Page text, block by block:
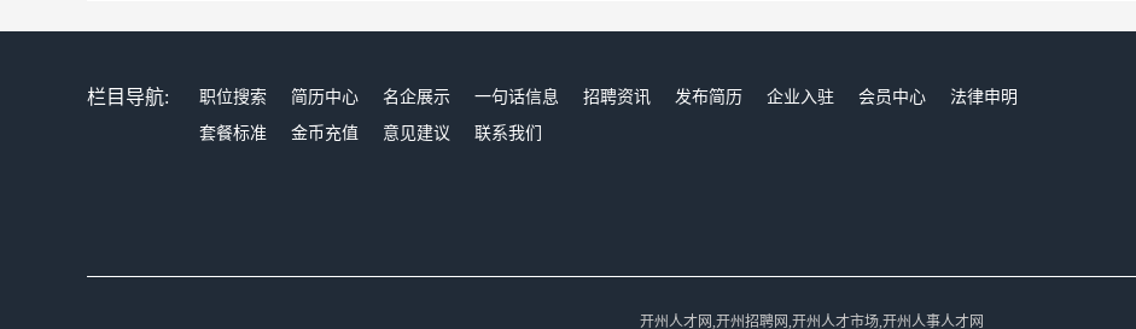
栏目导航: 职位搜索 简历中心 名企展示 一句话信息 招聘资讯 发布简历 企业入驻 会员中心
法律申明
套餐标准
金币充值 意见建议 联系我们
开州人才网,开州招聘网,开州人才市场,开州人事人才网